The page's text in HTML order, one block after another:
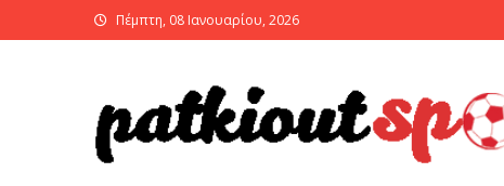
to
Πέμπτη, 08 Ιανουαρίου, 2026